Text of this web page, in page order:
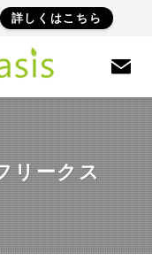
詳しくはこちら
リークス